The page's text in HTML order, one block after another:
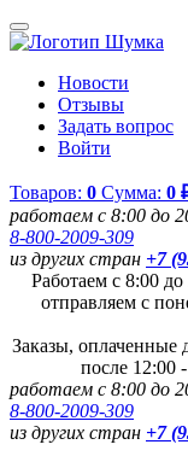
Новости
Отзывы
Задать вопрос
Войти
Товаров: 0 Сумма: 0
работаем с 8:00 до
8-800-2009-309
из других стран +7
Работаем с 8:00
отправляем с
Заказы, оплаченные
после 12:00
работаем с 8:00 до
8-800-2009-309
из других стран +7